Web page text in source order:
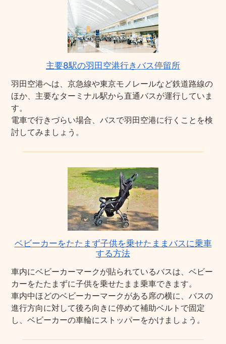
主要8駅の羽田空港行きバス停留所
羽田空港へは、京急線や東京モノレールなど鉄道路線の
ほか、主要なターミナル駅から直通バスが運行していま
す。
電車で行きづらい場合、バスで羽田空港に行くことを検
討してみましょう。
ベビーカーをたたまず子供を乗せたままバスに乗車
する方法
車内にベビーカーマークが貼られているバスは、ベビー
カーをたたまずに子供を乗せたまま乗車できます。
車内中ほどのベビーカーマークがある席の横に、バスの
進行方向に対して後ろ向きに停めて補助ベルトで固定
し、ベビーカーの車輪にストッパーをかけましょう。